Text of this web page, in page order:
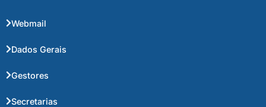
Webmail
Dados Gerais
Gestores
Secretarias